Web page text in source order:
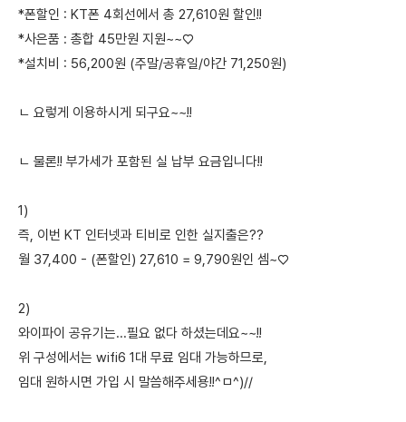
*폰할인 : KT폰 4회선에서 총 27,610원 할인!!
*사은품 : 총합 45만원 지원~~♡
*설치비 : 56,200원 (주말/공휴일/야간 71,250원)
ㄴ 요렇게 이용하시게 되구요~~!!
ㄴ 물론!! 부가세가 포함된 실 납부 요금입니다!!
1)
즉, 이번 KT 인터넷과 티비로 인한 실지출은??
월 37,400 - (폰할인) 27,610 = 9,790원인 셈~♡
2)
와이파이 공유기는...필요 없다 하셨는데요~~!!
위 구성에서는 wifi6 1대 무료 임대 가능하므로,
임대 원하시면 가입 시 말씀해주세용!!^ㅁ^)//